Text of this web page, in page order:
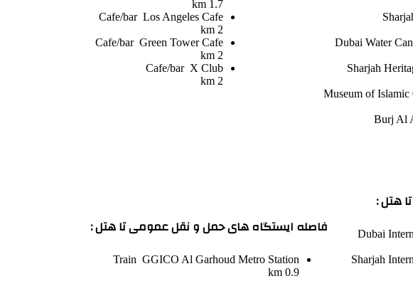
Dubai Water
Sharjah
Museum of
Burj Al
1.7 km
Cafe/bar Los Angeles Cafe
2 km
Cafe/bar Green Tower Cafe
2 km
Cafe/bar X Club
2 km
هتل :
Dubai
Sharjah
فاصله ایستگاه های حمل و نقل عمومی تا هتل :
Train GGICO Al Garhoud Metro Station
0.9 km